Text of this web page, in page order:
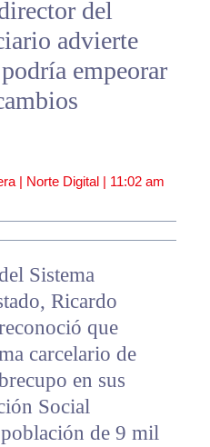
del
advierte
empeorar
| Norte Digital | 11:02 am
Sistema
Ricardo
que
carcelario de
en sus
Social
de 9 mil